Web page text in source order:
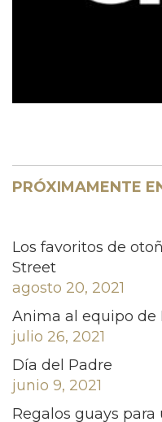
PRÓXIMAMENTE
Los favoritos de
Street
agosto 20, 2021
Anima al equipo de
julio 26, 2021
Día del Padre
junio 9, 2021
Regalos guays